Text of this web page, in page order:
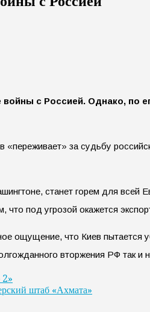
с Россией. Однако, по
за судьбу
станет горем для
под угрозой окажется
ощущение, что Киев пытается
вторжения РФ так и
2»
штаб «Ахмата»